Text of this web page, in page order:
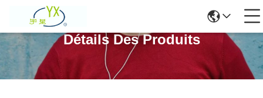
Détails Des Produits